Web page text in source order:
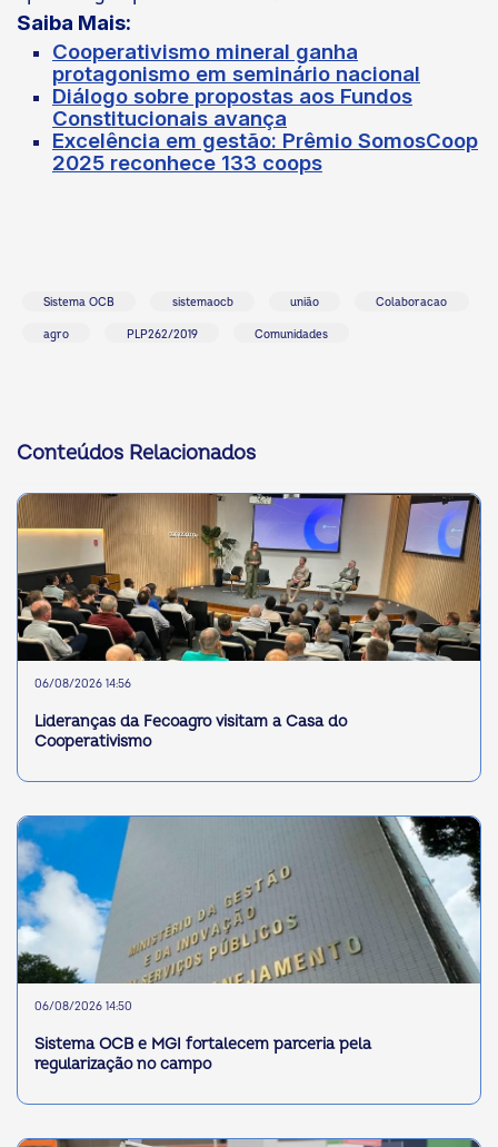
Saiba Mais:
Cooperativismo mineral ganha
protagonismo em seminário nacional
Diálogo sobre propostas aos Fundos
Constitucionais avança
Excelência em gestão: Prêmio SomosCoop
2025 reconhece 133 coops
Sistema OCB sistemaocb união Colaboracao
agro PLP262/2019 Comunidades
Conteúdos Relacionados
06/08/2026 14:56
Lideranças da Fecoagro visitam a Casa do
Cooperativismo
06/08/2026 14:50
Sistema OCB e MGI fortalecem parceria pela
regularização no campo